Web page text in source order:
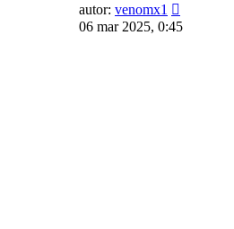
autor: venomx1
najnowszy
06 mar 2025, 0:45